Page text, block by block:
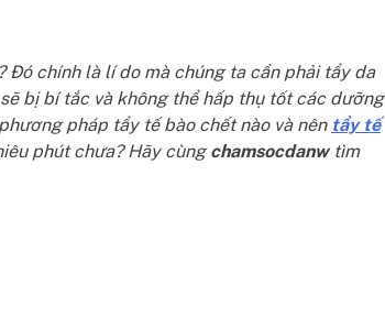
chính là lí do mà chúng ta cần phải tẩy da
bị bí tắc và không thể hấp thụ tốt các dưỡng
pháp tẩy tế bào chết nào và nên tẩy tế
phút chưa? Hãy cùngchamsocdanwtìm